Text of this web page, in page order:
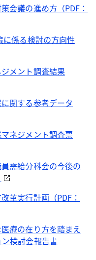
会議の進め方（PDF：
に係る検討の方向性
メント調査結果
関する参考データ
ネジメント調査票
需給分科会の今後の
革実行計画（PDF：
療の在り方を踏まえ
検討会報告書